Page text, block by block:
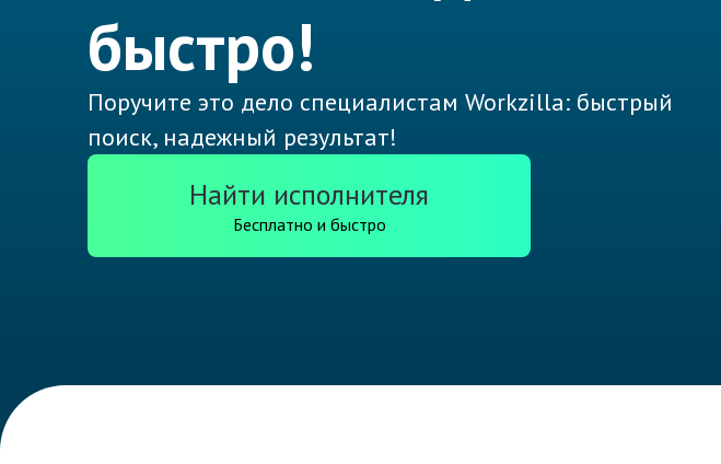
быстро!
Поручите это дело специалистам Workzilla: быстрый
поиск, надежный результат!
Найти исполнителя
Бесплатно и быстро